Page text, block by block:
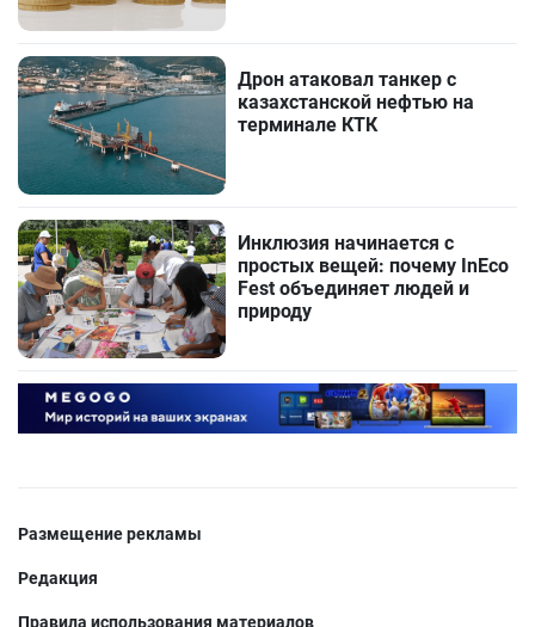
Дрон атаковал танкер с
казахстанской нефтью на
терминале КТК
Инклюзия начинается с
простых вещей: почему InEco
Fest объединяет людей и
природу
Размещение рекламы
Редакция
Правила использования материалов